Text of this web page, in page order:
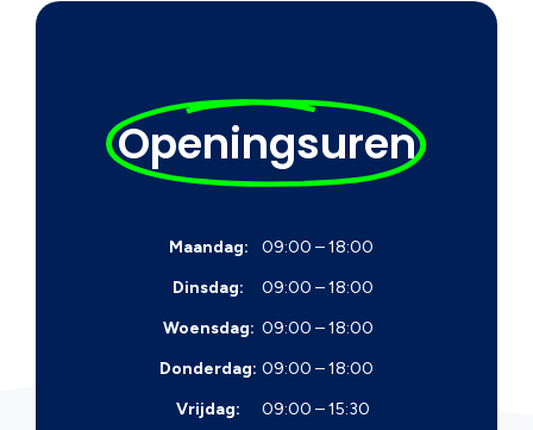
Openingsuren
Maandag:
09:00 – 18:00
Dinsdag:
09:00 – 18:00
Woensdag: 09:00 – 18:00
Donderdag: 09:00 – 18:00
Vrijdag:
09:00 – 15:30